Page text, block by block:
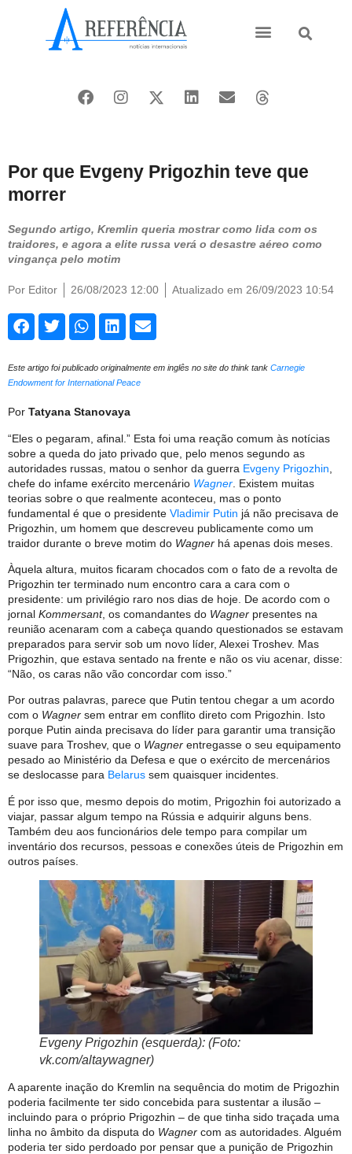
Por que Evgeny Prigozhin teve que
morrer
Segundo artigo, Kremlin queria mostrar como lida com os
traidores, e agora a elite russa verá o desastre aéreo como
vingança pelo motim
Por Editor 26/08/2023 12:00 Atualizado em 26/09/2023 10:54
Este artigo foi publicado originalmente em inglês no site do think tank Carnegie
Endowment for International Peace
Por Tatyana Stanovaya
“Eles o pegaram, afinal.” Esta foi uma reação comum às notícias
sobre a queda do jato privado que, pelo menos segundo as
autoridades russas, matou o senhor da guerra Evgeny Prigozhin
chefe do infame exército mercenário Wagner . Existem muitas
teorias sobre o que realmente aconteceu, mas o ponto
fundamental é que o presidente Vladimir Putin já não precisava de
Prigozhin, um homem que descreveu publicamente como um
traidor durante o breve motim do Wagner há apenas dois meses.
Àquela altura, muitos ficaram chocados com o fato de a revolta de
Prigozhin ter terminado num encontro cara a cara com o
presidente: um privilégio raro nos dias de hoje. De acordo com o
jornal Kommersant, os comandantes do Wagner presentes na
reunião acenaram com a cabeça quando questionados se estavam
preparados para servir sob um novo líder, Alexei Troshev. Mas
Prigozhin, que estava sentado na frente e não os viu acenar, disse:
“Não, os caras não vão concordar com isso.”
Por outras palavras, parece que Putin tentou chegar a um acordo
com o Wagner sem entrar em conflito direto com Prigozhin. Isto
porque Putin ainda precisava do líder para garantir uma transição
suave para Troshev, que o Wagner entregasse o seu equipamento
pesado ao Ministério da Defesa e que o exército de mercenários
se deslocasse para Belarus sem quaisquer incidentes.
É por isso que, mesmo depois do motim, Prigozhin foi autorizado a
viajar, passar algum tempo na Rússia e adquirir alguns bens.
Também deu aos funcionários dele tempo para compilar um
inventário dos recursos, pessoas e conexões úteis de Prigozhin em
outros países.
Evgeny Prigozhin (esquerda): (Foto:
vk.com/altaywagner)
A aparente inação do Kremlin na sequência do motim de Prigozhin
poderia facilmente ter sido concebida para sustentar a ilusão –
incluindo para o próprio Prigozhin – de que tinha sido traçada uma
linha no âmbito da disputa do Wagner com as autoridades. Alguém
poderia ter sido perdoado por pensar que a punição de Prigozhin